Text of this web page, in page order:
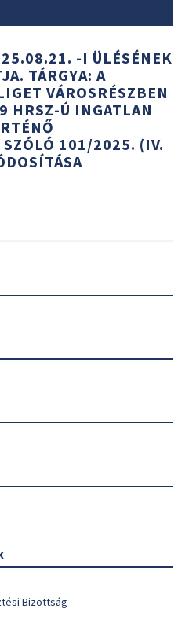
-I ÜLÉSÉNEK
TÁRGYA: A
VÁROSRÉSZBEN
HRSZ-Ú INGATLAN
SZÓLÓ 101/2025. (IV.
Bizottság